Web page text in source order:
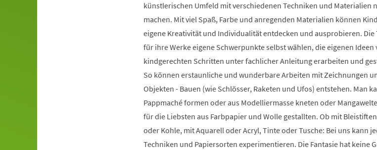
künstlerischen Umfeld mit verschiedenen Techniken und Materialien
machen. Mit viel Spaß, Farbe und anregenden Materialien können
eigene Kreativität und Individualität entdecken und ausprobieren.
für ihre Werke eigene Schwerpunkte selbst wählen, die eigenen
kindgerechten Schritten unter fachlicher Anleitung erarbeiten und
So können erstaunliche und wunderbare Arbeiten mit Zeichnungen
Objekten - Bauen (wie Schlösser, Raketen und Ufos) entstehen. Man
Pappmaché formen oder aus Modelliermasse kneten oder
für die Liebsten aus Farbpapier und Wolle gestallten. Ob mit
oder Kohle, mit Aquarell oder Acryl, Tinte oder Tusche: Bei uns kann
Techniken und Papiersorten experimentieren. Die Fantasie hat keine